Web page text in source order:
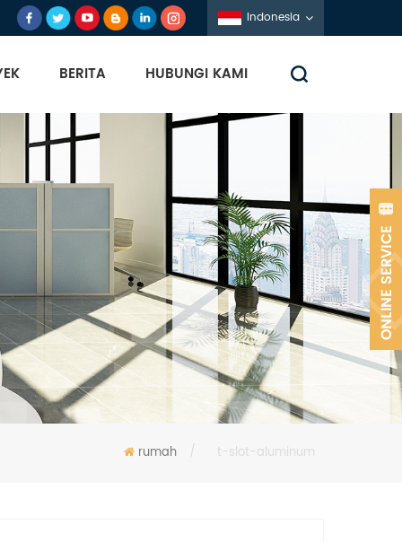
Indonesia
BERITA HUBUNGI KAMI
rumah / t-slot-aluminum